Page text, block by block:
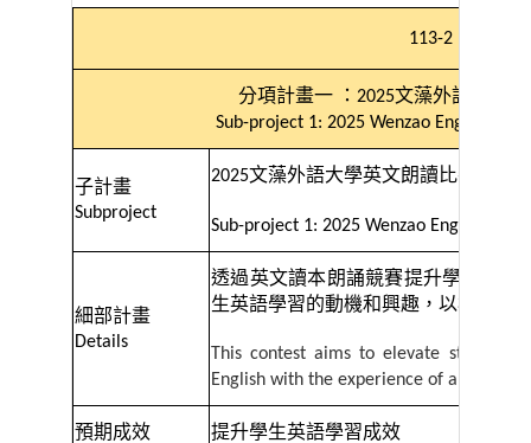
113-2
分項計畫一 ： 2025文藻外語大學
Sub-project 1: 2025 Wenzao English
子計畫
Subproject
2025文藻外語大學英文朗讀比賽
Sub-project 1: 2025 Wenzao English
細部計畫
Details
透過英文讀本朗誦競賽提升學生對英
生英語學習的動機和興趣，以檢視英
This contest aims to elevate
English with the experience of a read-
預期成效 提升學生英語學習成效